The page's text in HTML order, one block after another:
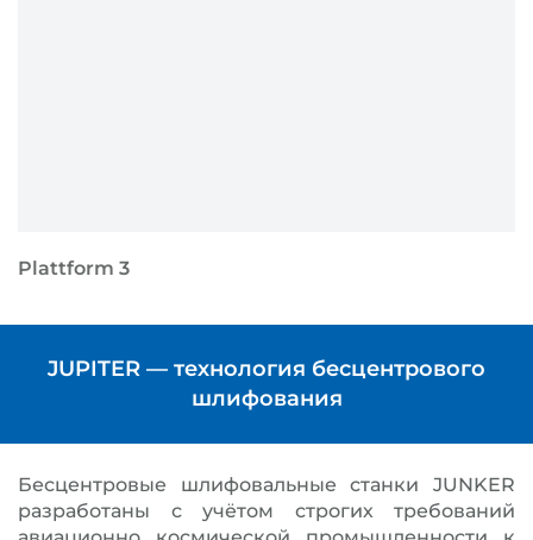
Plattform 3
JUPITER — технология бесцентрового
шлифования
Бесцентровые шлифовальные станки JUNKER
разработаны с учётом строгих требований